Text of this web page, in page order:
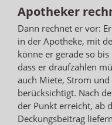
Apotheker
Dann rechnet er vor:
in der Apotheke, mit
könne er gerade so
dass er draufzahlen
auch Miete, Strom
berücksichtigt. Nach
der Punkt erreicht, ab
Deckungsbeitrag